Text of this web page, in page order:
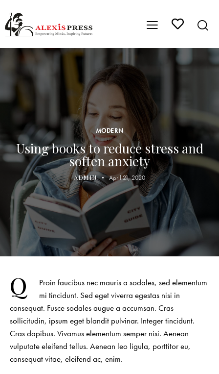
MODERN
Using books to reduce stress and
soften anxiety
ADMIN April 21, 2020
Q
Proin faucibus nec mauris a sodales, sed elementum
mi tincidunt. Sed eget viverra egestas nisi in
consequat. Fusce sodales augue a accumsan. Cras
sollicitudin, ipsum eget blandit pulvinar. Integer tincidunt.
Cras dapibus. Vivamus elementum semper nisi. Aenean
vulputate eleifend tellus. Aenean leo ligula, porttitor eu,
consequat vitae, eleifend ac, enim.